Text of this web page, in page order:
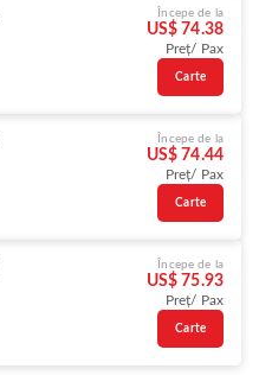
Începe de la
US$ 74.38
Preț/ Pax
Carte
Începe de la
US$ 74.44
Preț/ Pax
Carte
Începe de la
US$ 75.93
Preț/ Pax
Carte